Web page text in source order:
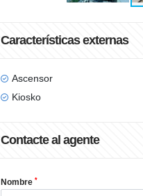
Características externas
Ascensor
Kiosko
Contacte al agente
Nombre *